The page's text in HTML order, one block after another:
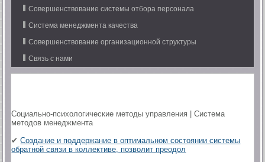
Совершенствование системы отбора персонала
Система менеджмента качества
Совершенствование организационной структуры
Связь с нами
Социально-психологические методы управления | Система
методов менеджмента
✔Создание и поддержание в оптимальном состоянии системы
обратной связи в коллективе, позволит преодол